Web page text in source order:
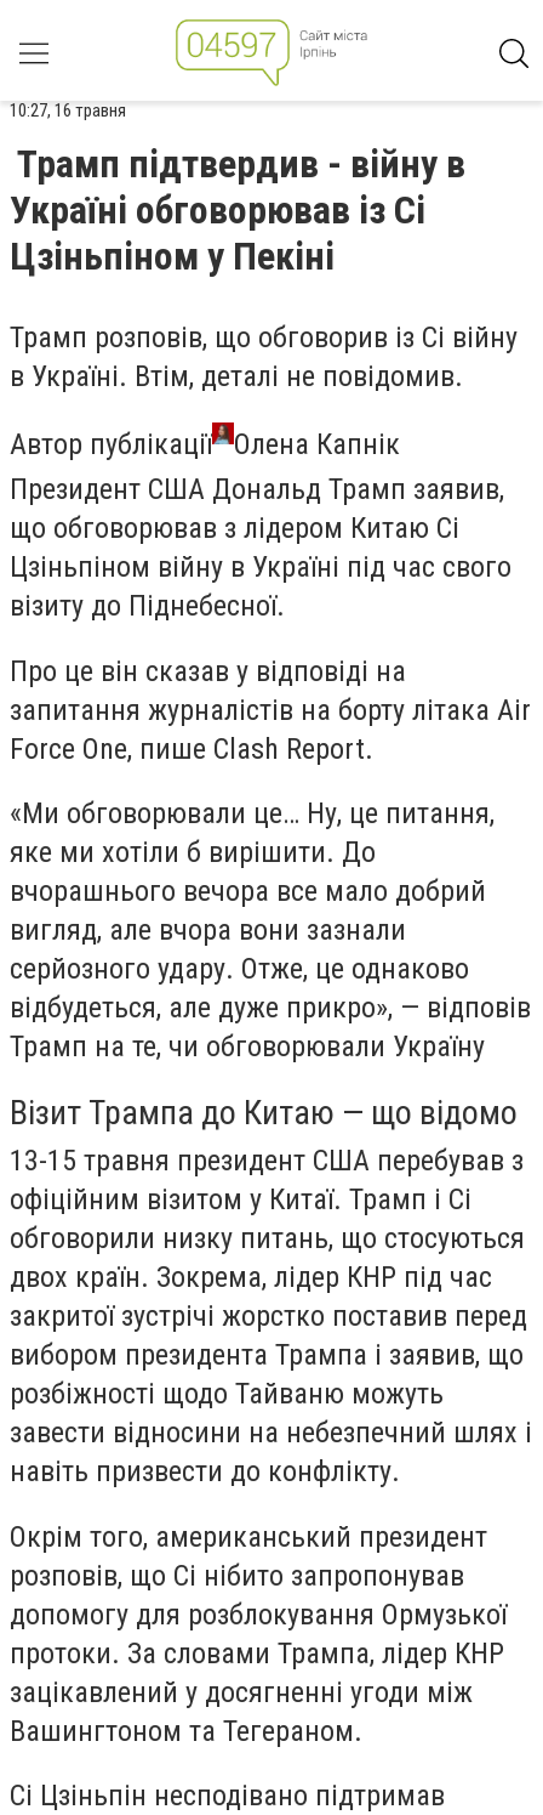
10:27, 16 травня
Трамп підтвердив - війну в
Україні обговорював із Сі
Цзіньпіном у Пекіні
Трамп розповів, що обговорив із Сі війну
в Україні. Втім, деталі не повідомив.
Автор публікації
Олена Капнік
Президент США Дональд Трамп заявив,
що обговорював з лідером Китаю Сі
Цзіньпіном війну в Україні під час свого
візиту до Піднебесної.
Про це він сказав у відповіді на
запитання журналістів на борту літака Air
Force One, пише Clash Report.
«Ми обговорювали це… Ну, це питання,
яке ми хотіли б вирішити. До
вчорашнього вечора все мало добрий
вигляд, але вчора вони зазнали
серйозного удару. Отже, це однаково
відбудеться, але дуже прикро», — відповів
Трамп на те, чи обговорювали Україну
Візит Трампа до Китаю — що відомо
13-15 травня президент США перебував з
офіційним візитом у Китаї. Трамп і Сі
обговорили низку питань, що стосуються
двох країн. Зокрема, лідер КНР під час
закритої зустрічі жорстко поставив перед
вибором президента Трампа і заявив, що
розбіжності щодо Тайваню можуть
завести відносини на небезпечний шлях і
навіть призвести до конфлікту.
Окрім того, американський президент
розповів, що Сі нібито запропонував
допомогу для розблокування Ормузької
протоки. За словами Трампа, лідер КНР
зацікавлений у досягненні угоди між
Вашингтоном та Тегераном.
Сі Цзіньпін несподівано підтримав